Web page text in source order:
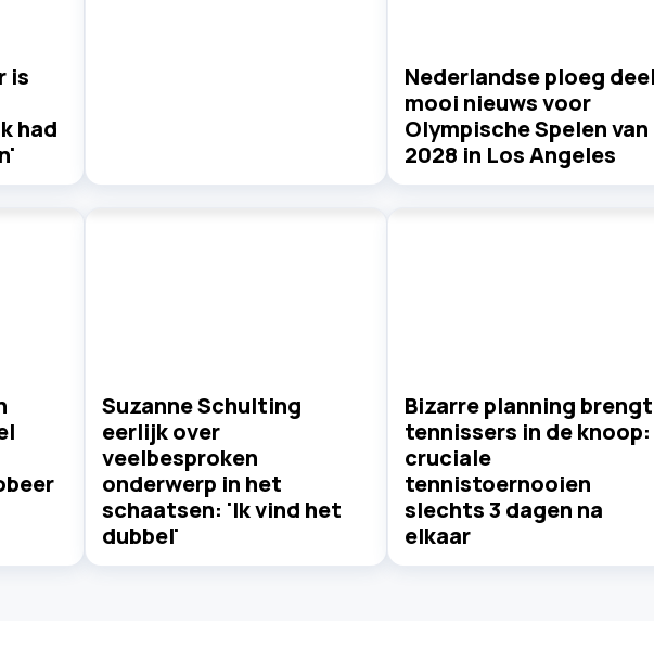
is
had
Nederlandse ploeg
mooi nieuws voor
Olympische Spelen van
2028 in Los Angeles
Suzanne Schulting
eerlijk over
veelbesproken
onderwerp in het
schaatsen: 'Ik vind het
dubbel'
Bizarre planning brengt
tennissers in de knoop:
cruciale
tennistoernooien
slechts 3 dagen na
elkaar